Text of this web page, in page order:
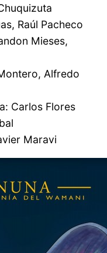
Raúl Pacheco
Mieses,
Alfredo
Carlos Flores
Maravi